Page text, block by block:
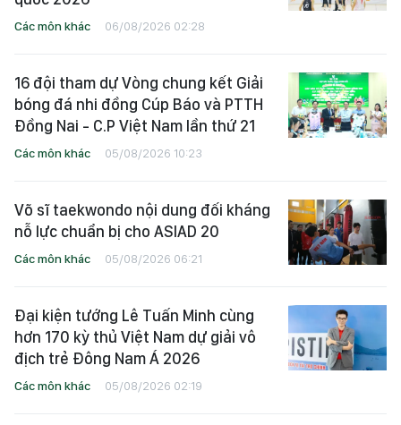
Các môn khác 06/08/2026 02:28
16 đội tham dự Vòng chung kết Giải
bóng đá nhi đồng Cúp Báo và PTTH
Đồng Nai - C.P Việt Nam lần thứ 21
Các môn khác 05/08/2026 10:23
Võ sĩ taekwondo nội dung đối kháng
nỗ lực chuẩn bị cho ASIAD 20
Các môn khác 05/08/2026 06:21
Đại kiện tướng Lê Tuấn Minh cùng
hơn 170 kỳ thủ Việt Nam dự giải vô
địch trẻ Đông Nam Á 2026
Các môn khác 05/08/2026 02:19